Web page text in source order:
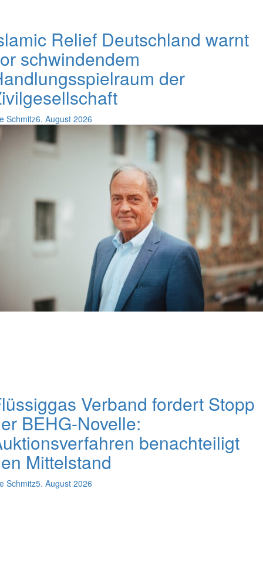
Relief Deutschland warnt
schwindendem
der
Schmitz6. August 2026
Verband fordert Stopp
BEHG-Novelle:
benachteiligt
Mittelstand
Schmitz5. August 2026